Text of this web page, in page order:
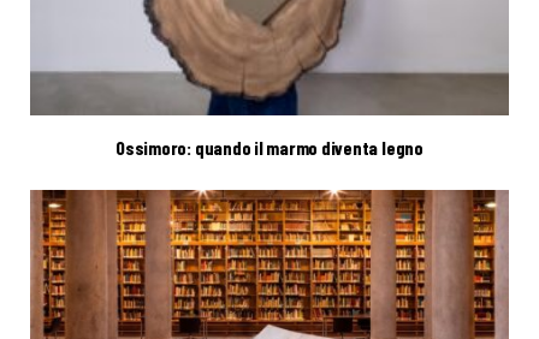
Ossimoro: quando il marmo diventa legno